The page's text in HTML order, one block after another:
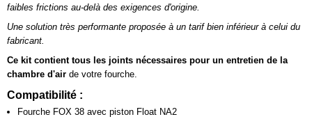
faibles frictions au-delà des exigences d'origine.
Une solution très performante proposée à un tarif bien inférieur à celui du
fabricant.
Ce kit contient tous les joints nécessaires pour un entretien de la
chambre d'air de votre fourche.
Compatibilité :
Fourche FOX 38 avec piston Float NA2